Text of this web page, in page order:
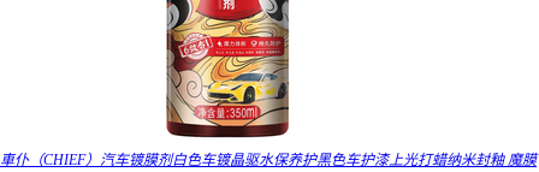
車仆（CHIEF）汽车镀膜剂白色车镀晶驱水保养护黑色车护漆上光打蜡纳米封釉 魔膜